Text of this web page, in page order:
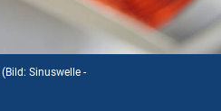
(Bild: Sinuswelle -